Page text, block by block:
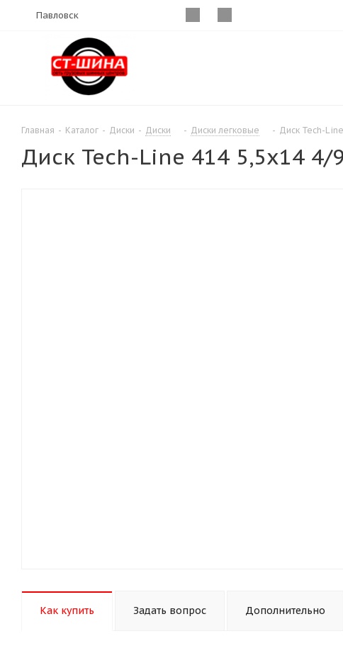
Павловск
Главная - Каталог - Диски - Диски - Диски легковые - Диск Tech-
Диск Tech-Line 414 5,5х14 4/
Как купить Задать вопрос Дополнительно